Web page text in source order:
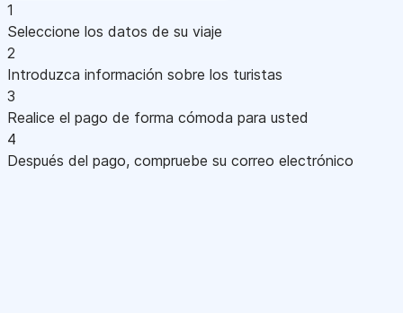
1
Seleccione los datos de su viaje
2
Introduzca información sobre los turistas
3
Realice el pago de forma cómoda para usted
4
Después del pago, compruebe su correo electrónico